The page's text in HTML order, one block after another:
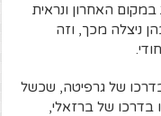
האחרון ונראית
ניצלה מכך, וזה
של גרפיטה, שכשל
בדרכו של ברזאלי,